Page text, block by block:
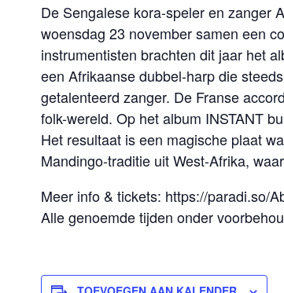
De Sengalese kora-speler en zanger
woensdag 23 november samen een
instrumentisten brachten dit jaar het
een Afrikaanse dubbel-harp die
getalenteerd zanger. De Franse
folk-wereld. Op het album INSTANT
Het resultaat is een magische plaat
Mandingo-traditie uit West-Afrika,
Meer info & tickets: https://paradi.so/
Alle genoemde tijden onder